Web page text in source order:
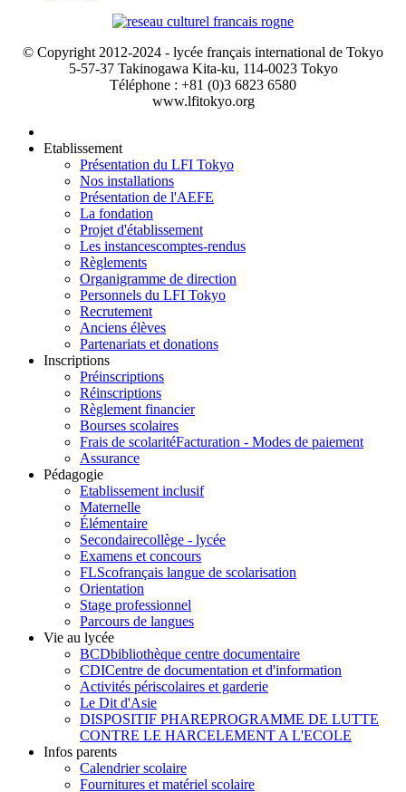
© Copyright 2012-2024 - lycée français international de Tokyo
5-57-37 Takinogawa Kita-ku, 114-0023 Tokyo
Téléphone : +81 (0)3 6823 6580
www.lfitokyo.org
Etablissement
Présentation du LFI Tokyo
Nos installations
Présentation de l'AEFE
La fondation
Projet d'établissement
Les instancescomptes-rendus
Règlements
Organigramme de direction
Personnels du LFI Tokyo
Recrutement
Anciens élèves
Partenariats et donations
Inscriptions
Préinscriptions
Réinscriptions
Règlement financier
Bourses scolaires
Frais de scolaritéFacturation - Modes de paiement
Assurance
Pédagogie
Etablissement inclusif
Maternelle
Élémentaire
Secondairecollège - lycée
Examens et concours
FLScofrançais langue de scolarisation
Orientation
Stage professionnel
Parcours de langues
Vie au lycée
BCDbibliothèque centre documentaire
CDICentre de documentation et d'information
Activités périscolaires et garderie
Le Dit d'Asie
DISPOSITIF PHAREPROGRAMME DE LUTTE
CONTRE LE HARCELEMENT A L'ECOLE
Infos parents
Calendrier scolaire
Fournitures et matériel scolaire